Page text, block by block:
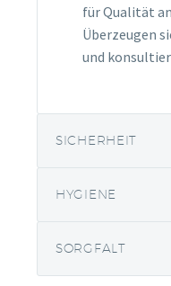
für Qualität
Überzeugen
und
SICHERHEIT
HYGIENE
SORGFALT